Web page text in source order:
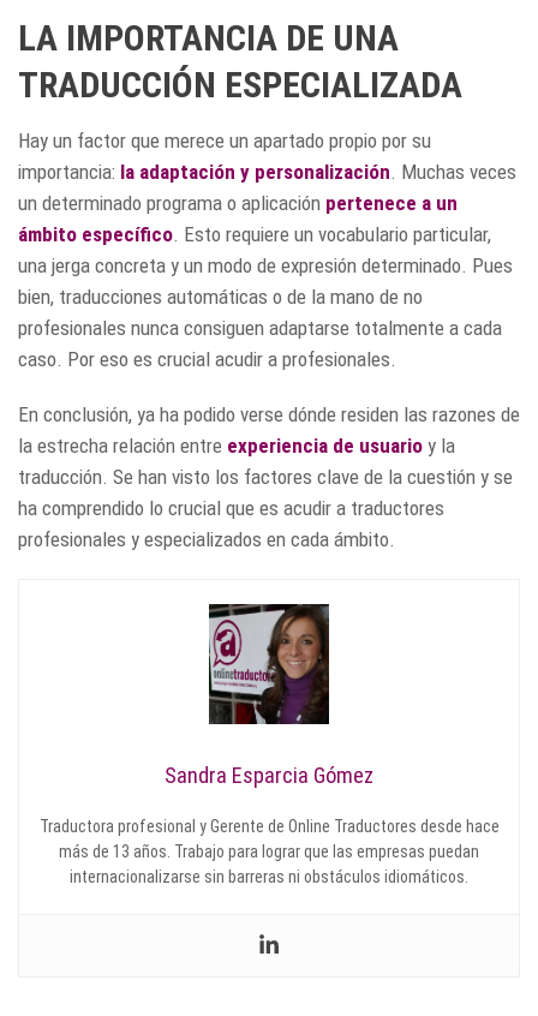
LA IMPORTANCIA DE UNA
TRADUCCIÓN ESPECIALIZADA
Hay un factor que merece un apartado propio por su
importancia: la adaptación y personalización. Muchas veces
un determinado programa o aplicación pertenece a un
ámbito específico. Esto requiere un vocabulario particular,
una jerga concreta y un modo de expresión determinado. Pues
bien, traducciones automáticas o de la mano de no
profesionales nunca consiguen adaptarse totalmente a cada
caso. Por eso es crucial acudir a profesionales.
En conclusión, ya ha podido verse dónde residen las razones de
la estrecha relación entre experiencia de usuario y la
traducción. Se han visto los factores clave de la cuestión y se
ha comprendido lo crucial que es acudir a traductores
profesionales y especializados en cada ámbito.
Sandra Esparcia Gómez
Traductora profesional y Gerente de Online Traductores desde hace
más de 13 años. Trabajo para lograr que las empresas puedan
internacionalizarse sin barreras ni obstáculos idiomáticos.